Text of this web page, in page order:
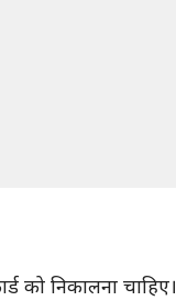
को निकालना चाहिए।